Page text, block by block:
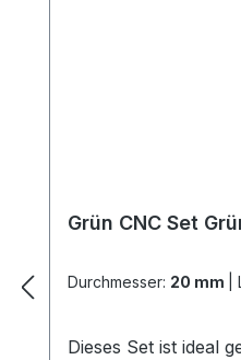
Grün CNC Set
Durchmesser: 20 mm
Dieses Set ist ideal